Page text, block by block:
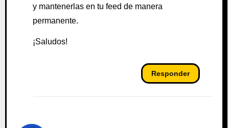
y mantenerlas en tu feed de manera
permanente.
¡Saludos!
Responder